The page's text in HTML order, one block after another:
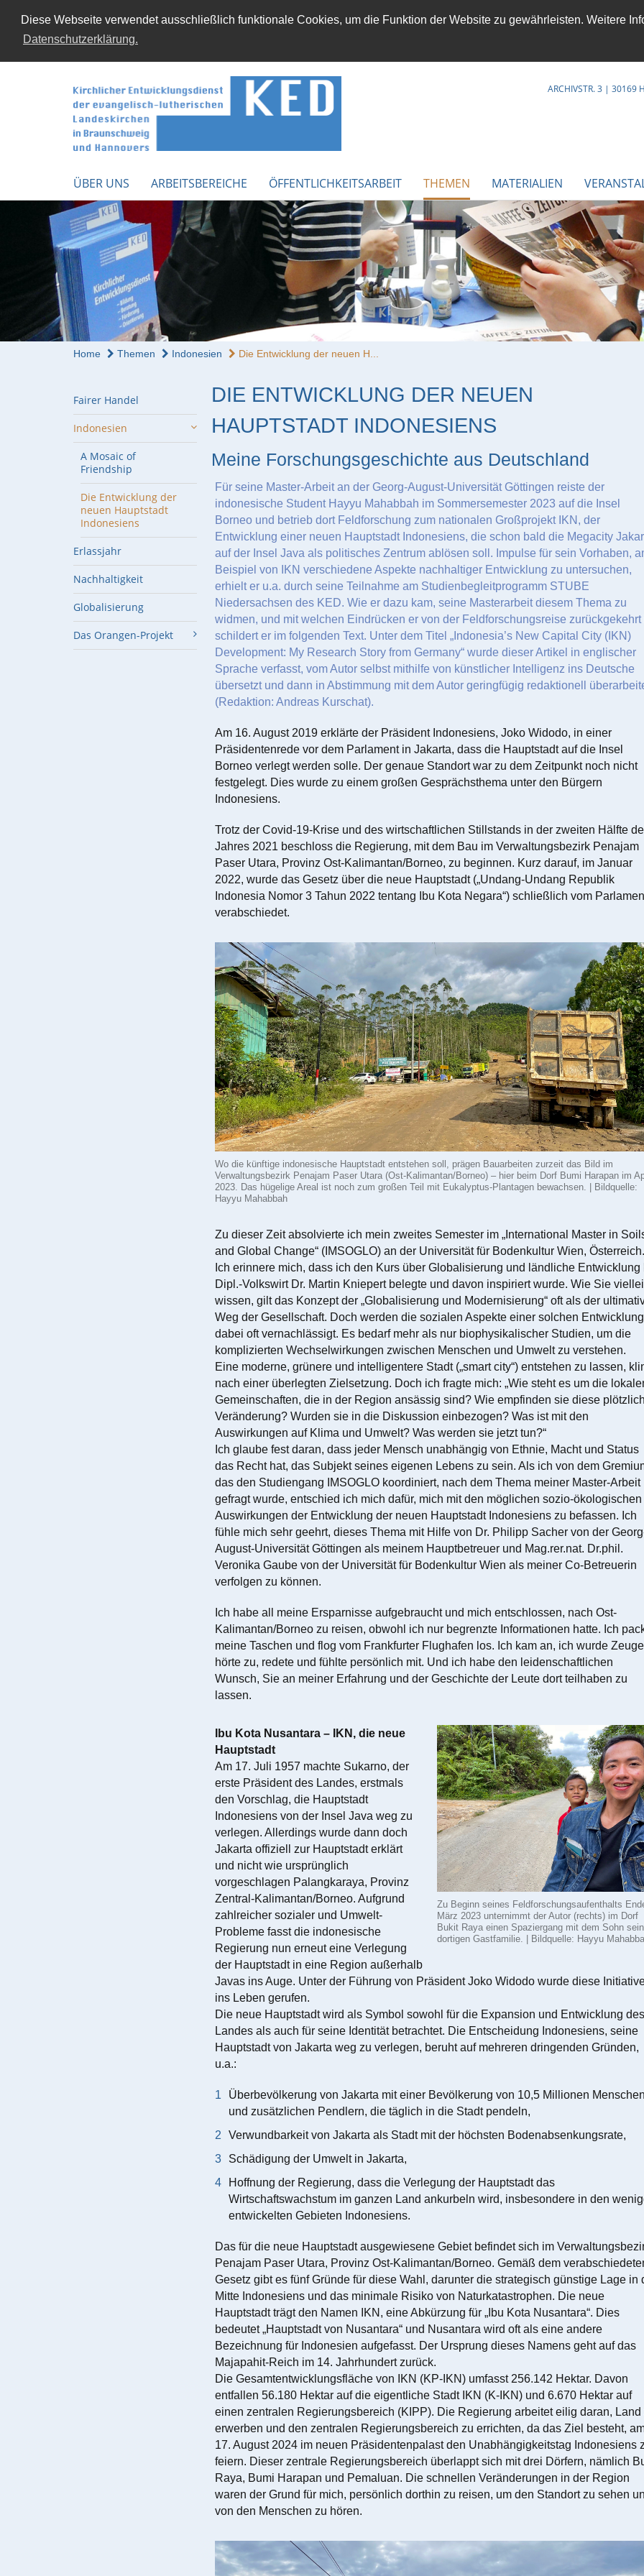
Diese Webseite verwendet ausschließlich funktionale Cookies, um die Funktion der Website zu gewährleisten. Weitere
Datenschutzerklärung.
ARCHIVSTR. 3 | 30169
ÜBER UNS ARBEITSBEREICHE ÖFFENTLICHKEITSARBEIT THEMEN MATERIALIEN
Home Themen Indonesien Die Entwicklung der neuen H...
Fairer Handel
Indonesien
A Mosaic of
Friendship
Die Entwicklung der
neuen Hauptstadt
Indonesiens
Erlassjahr
Nachhaltigkeit
Globalisierung
Das Orangen-Projekt
DIE ENTWICKLUNG DER NEUEN
HAUPTSTADT INDONESIENS
Meine Forschungsgeschichte aus Deutschland
Für seine Master-Arbeit an der Georg-August-Universität Göttingen reiste der
indonesische Student Hayyu Mahabbah im Sommersemester 2023 auf die Insel
Borneo und betrieb dort Feldforschung zum nationalen Großprojekt IKN, der
Entwicklung einer neuen Hauptstadt Indonesiens, die schon bald die Megacity
auf der Insel Java als politisches Zentrum ablösen soll. Impulse für sein Vorhaben,
Beispiel von IKN verschiedene Aspekte nachhaltiger Entwicklung zu untersuchen,
erhielt er u.a. durch seine Teilnahme am Studienbegleitprogramm STUBE
Niedersachsen des KED. Wie er dazu kam, seine Masterarbeit diesem Thema zu
widmen, und mit welchen Eindrücken er von der Feldforschungsreise zurückgekehrt
schildert er im folgenden Text. Unter dem Titel „Indonesia’s New Capital City (IKN)
Development: My Research Story from Germany“ wurde dieser Artikel in englischer
Sprache verfasst, vom Autor selbst mithilfe von künstlicher Intelligenz ins Deutsche
übersetzt und dann in Abstimmung mit dem Autor geringfügig redaktionell
(Redaktion: Andreas Kurschat).
Am 16. August 2019 erklärte der Präsident Indonesiens, Joko Widodo, in einer
Präsidentenrede vor dem Parlament in Jakarta, dass die Hauptstadt auf die Insel
Borneo verlegt werden solle. Der genaue Standort war zu dem Zeitpunkt noch nicht
festgelegt. Dies wurde zu einem großen Gesprächsthema unter den Bürgern
Indonesiens.
Trotz der Covid-19-Krise und des wirtschaftlichen Stillstands in der zweiten Hälfte
Jahres 2021 beschloss die Regierung, mit dem Bau im Verwaltungsbezirk Penajam
Paser Utara, Provinz Ost-Kalimantan/Borneo, zu beginnen. Kurz darauf, im Januar
2022, wurde das Gesetz über die neue Hauptstadt („Undang-Undang Republik
Indonesia Nomor 3 Tahun 2022 tentang Ibu Kota Negara“) schließlich vom
verabschiedet.
Wo die künftige indonesische Hauptstadt entstehen soll, prägen Bauarbeiten zurzeit das Bild im
Verwaltungsbezirk Penajam Paser Utara (Ost-Kalimantan/Borneo) – hier beim Dorf Bumi Harapan im
2023. Das hügelige Areal ist noch zum großen Teil mit Eukalyptus-Plantagen bewachsen. | Bildquelle:
Hayyu Mahabbah
Zu dieser Zeit absolvierte ich mein zweites Semester im „International Master in
and Global Change“ (IMSOGLO) an der Universität für Bodenkultur Wien, Österreich.
Ich erinnere mich, dass ich den Kurs über Globalisierung und ländliche Entwicklung
Dipl.-Volkswirt Dr. Martin Kniepert belegte und davon inspiriert wurde. Wie Sie
wissen, gilt das Konzept der „Globalisierung und Modernisierung“ oft als der
Weg der Gesellschaft. Doch werden die sozialen Aspekte einer solchen Entwicklung
dabei oft vernachlässigt. Es bedarf mehr als nur biophysikalischer Studien, um die
komplizierten Wechselwirkungen zwischen Menschen und Umwelt zu verstehen.
Eine moderne, grünere und intelligentere Stadt („smart city“) entstehen zu lassen,
nach einer überlegten Zielsetzung. Doch ich fragte mich: „Wie steht es um die
Gemeinschaften, die in der Region ansässig sind? Wie empfinden sie diese
Veränderung? Wurden sie in die Diskussion einbezogen? Was ist mit den
Auswirkungen auf Klima und Umwelt? Was werden sie jetzt tun?“
Ich glaube fest daran, dass jeder Mensch unabhängig von Ethnie, Macht und Status
das Recht hat, das Subjekt seines eigenen Lebens zu sein. Als ich von dem
das den Studiengang IMSOGLO koordiniert, nach dem Thema meiner Master-Arbeit
gefragt wurde, entschied ich mich dafür, mich mit den möglichen sozio-ökologischen
Auswirkungen der Entwicklung der neuen Hauptstadt Indonesiens zu befassen. Ich
fühle mich sehr geehrt, dieses Thema mit Hilfe von Dr. Philipp Sacher von der
August-Universität Göttingen als meinem Hauptbetreuer und Mag.rer.nat. Dr.phil.
Veronika Gaube von der Universität für Bodenkultur Wien als meiner Co-Betreuerin
verfolgen zu können.
Ich habe all meine Ersparnisse aufgebraucht und mich entschlossen, nach Ost-
Kalimantan/Borneo zu reisen, obwohl ich nur begrenzte Informationen hatte. Ich
meine Taschen und flog vom Frankfurter Flughafen los. Ich kam an, ich wurde
hörte zu, redete und fühlte persönlich mit. Und ich habe den leidenschaftlichen
Wunsch, Sie an meiner Erfahrung und der Geschichte der Leute dort teilhaben zu
lassen.
Zu Beginn seines Feldforschungsaufenthalts
März 2023 unternimmt der Autor (rechts) im Dorf
Bukit Raya einen Spaziergang mit dem Sohn
dortigen Gastfamilie. | Bildquelle: Hayyu
Ibu Kota Nusantara – IKN, die neue
Hauptstadt
Am 17. Juli 1957 machte Sukarno, der
erste Präsident des Landes, erstmals
den Vorschlag, die Hauptstadt
Indonesiens von der Insel Java weg zu
verlegen. Allerdings wurde dann doch
Jakarta offiziell zur Hauptstadt erklärt
und nicht wie ursprünglich
vorgeschlagen Palangkaraya, Provinz
Zentral-Kalimantan/Borneo. Aufgrund
zahlreicher sozialer und Umwelt-
Probleme fasst die indonesische
Regierung nun erneut eine Verlegung
der Hauptstadt in eine Region außerhalb
Javas ins Auge. Unter der Führung von Präsident Joko Widodo wurde diese
ins Leben gerufen.
Die neue Hauptstadt wird als Symbol sowohl für die Expansion und Entwicklung des
Landes als auch für seine Identität betrachtet. Die Entscheidung Indonesiens, seine
Hauptstadt von Jakarta weg zu verlegen, beruht auf mehreren dringenden Gründen,
u.a.:
Überbevölkerung von Jakarta mit einer Bevölkerung von 10,5 Millionen Menschen
und zusätzlichen Pendlern, die täglich in die Stadt pendeln,
Verwundbarkeit von Jakarta als Stadt mit der höchsten Bodenabsenkungsrate,
Schädigung der Umwelt in Jakarta,
Hoffnung der Regierung, dass die Verlegung der Hauptstadt das
Wirtschaftswachstum im ganzen Land ankurbeln wird, insbesondere in den
entwickelten Gebieten Indonesiens.
Das für die neue Hauptstadt ausgewiesene Gebiet befindet sich im
Penajam Paser Utara, Provinz Ost-Kalimantan/Borneo. Gemäß dem
Gesetz gibt es fünf Gründe für diese Wahl, darunter die strategisch günstige Lage in
Mitte Indonesiens und das minimale Risiko von Naturkatastrophen. Die neue
Hauptstadt trägt den Namen IKN, eine Abkürzung für „Ibu Kota Nusantara“. Dies
bedeutet „Hauptstadt von Nusantara“ und Nusantara wird oft als eine andere
Bezeichnung für Indonesien aufgefasst. Der Ursprung dieses Namens geht auf das
Majapahit-Reich im 14. Jahrhundert zurück.
Die Gesamtentwicklungsfläche von IKN (KP-IKN) umfasst 256.142 Hektar. Davon
entfallen 56.180 Hektar auf die eigentliche Stadt IKN (K-IKN) und 6.670 Hektar auf
einen zentralen Regierungsbereich (KIPP). Die Regierung arbeitet eilig daran, Land
erwerben und den zentralen Regierungsbereich zu errichten, da das Ziel besteht,
17. August 2024 im neuen Präsidentenpalast den Unabhängigkeitstag Indonesiens
feiern. Dieser zentrale Regierungsbereich überlappt sich mit drei Dörfern, nämlich
Raya, Bumi Harapan und Pemaluan. Die schnellen Veränderungen in der Region
waren der Grund für mich, persönlich dorthin zu reisen, um den Standort zu sehen
von den Menschen zu hören.